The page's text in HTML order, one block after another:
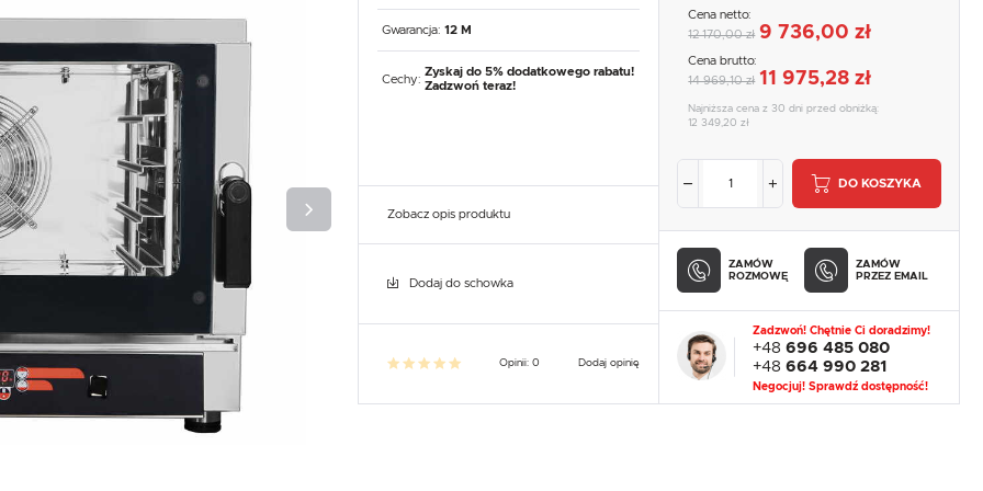
PROFESSIONAL
Gwarancja: 12 M
Cechy:
Zyskaj do 5% dodatkowego rabatu!
Zadzwoń teraz!
Zobacz opis produktu
Dodaj do schowka
Opinii: 0 Dodaj opinię
Cena netto:
12 170,00 zł 9 736,00 zł
Cena brutto:
14 969,10 zł 11 975,28 zł
Najniższa cena z 30 dni przed obniżką:
12 349,20 zł
DO KOSZYKA
ZAMÓW
ROZMOWĘ
ZAMÓW
PRZEZ EMAIL
Zadzwoń! Chętnie Ci doradzimy!
+48 696 485 080
+48 664 990 281
Negocjuj! Sprawdź dostępność!